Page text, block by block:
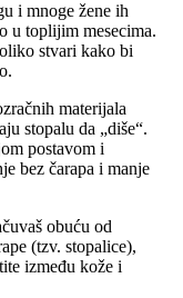
i mnoge žene ih
u toplijim mesecima.
stvari kako bi
materijala
stopalu da „diše“.
postavom i
bez čarapa i manje
obuću od
(tzv. stopalice),
između kože i